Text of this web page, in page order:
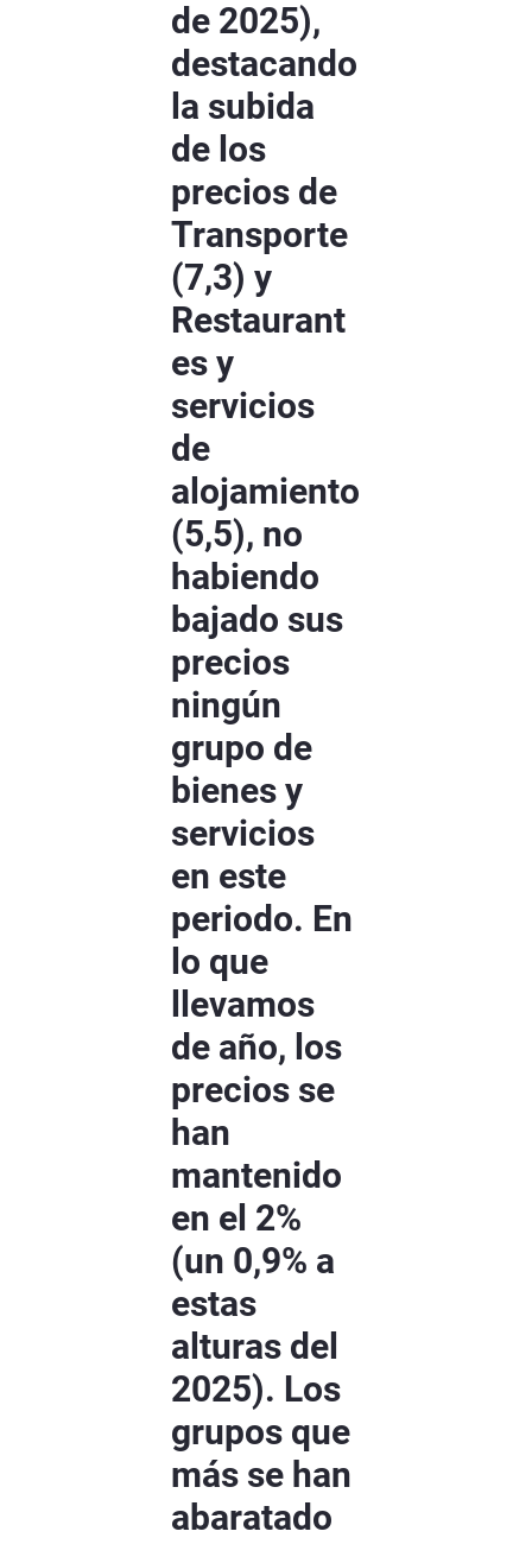
de 2025),
destacando
la subida
de los
precios de
Transporte
(7,3) y
Restaurant
es y
servicios
de
alojamiento
(5,5), no
habiendo
bajado sus
precios
ningún
grupo de
bienes y
servicios
en este
periodo. En
lo que
llevamos
de año, los
precios se
han
mantenido
en el 2%
(un 0,9% a
estas
alturas del
2025). Los
grupos que
más se han
abaratado